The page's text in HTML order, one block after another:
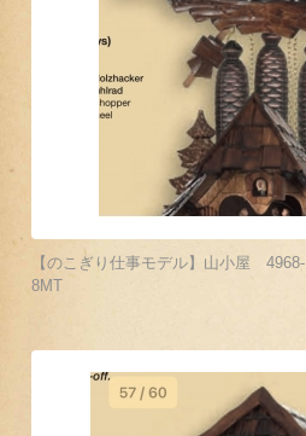
【のこぎり仕事モデル】山小屋 4968-
8MT